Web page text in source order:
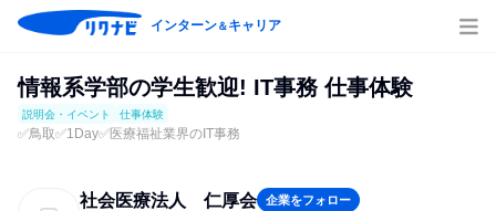
インターン＆キャリア
情報系学部の学生歓迎! IT事務 仕事体験
説明会・イベント 仕事体験
✅鳥取✅1Day✅医療福祉業界のIT事務
社会医療法人 仁厚会 企業をフォロー